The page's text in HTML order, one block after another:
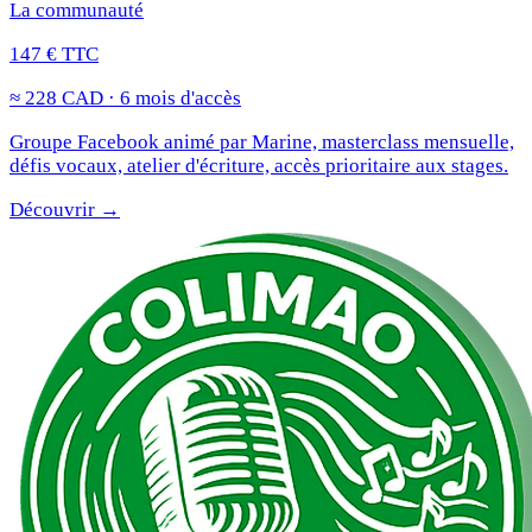
La communauté
147 € TTC
≈ 228 CAD · 6 mois d'accès
Groupe Facebook animé par Marine, masterclass mensuelle,
défis vocaux, atelier d'écriture, accès prioritaire aux stages.
Découvrir →